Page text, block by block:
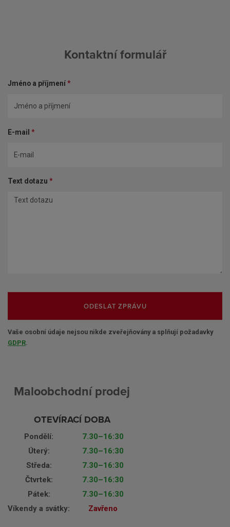
Kontaktní formulář
Jméno a příjmení*
E-mail *
Text dotazu *
ODESLAT ZPRÁVU
Vaše osobní údaje nejsou nikde zveřejňovány a splňují požadavky
GDPR
Maloobchodní prodej
OTEVÍRACÍ DOBA
Pondělí:
7.30–16:30
Úterý:
7.30–16:30
Středa:
7.30–16:30
Čtvrtek:
7.30–16:30
Pátek:
7.30–16:30
Víkendy a svátky:
Zavřeno